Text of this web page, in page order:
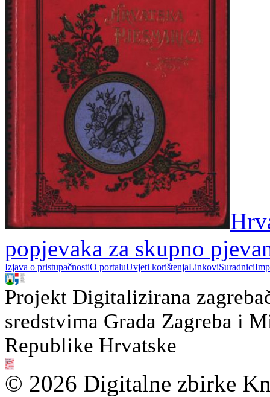
popjevaka za skupno
Izjava o pristupačnostiO portaluUvjeti korištenjaLinkoviSuradnici
Projekt Digitalizirana
sredstvima Grada Zagreba i
Republike Hrvatske
© 2026 Digitalne zbirke